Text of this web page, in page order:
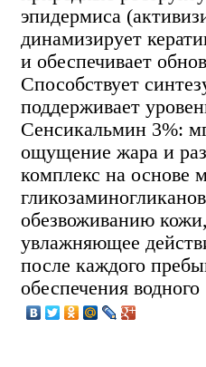
эпидермиса
динамизирует
и обеспечивает
Способствует
поддерживает
Сенсикальмин 3%:
ощущение жара и
комплекс на основе
обезвоживанию
увлажняющее
после каждого
обеспечения